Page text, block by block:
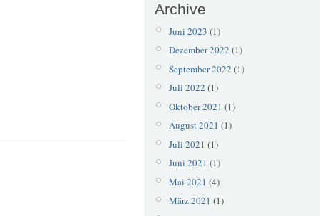
Archive
Juni 2023 (1)
Dezember 2022 (1)
September 2022 (1)
Juli 2022 (1)
Oktober 2021 (1)
August 2021 (1)
Juli 2021 (1)
Juni 2021 (1)
Mai 2021 (4)
März 2021 (1)